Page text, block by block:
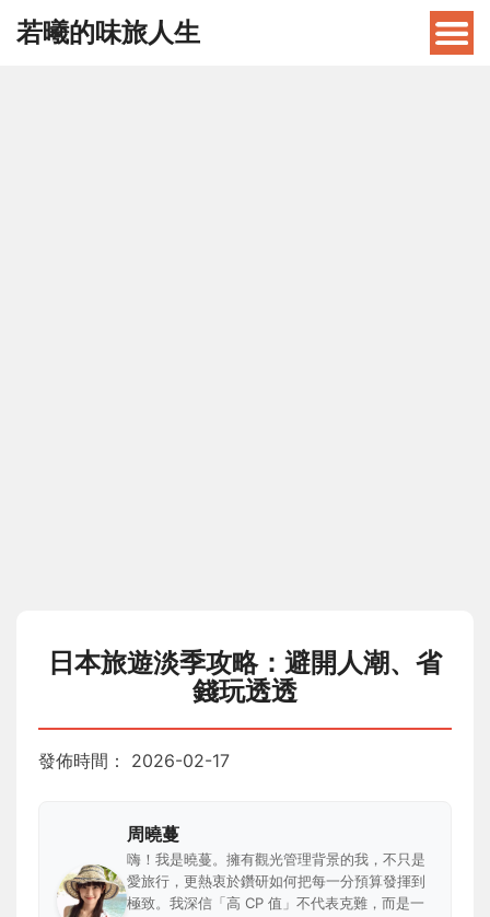
若曦的味旅人生
日本旅遊淡季攻略：避開人潮、省
錢玩透透
發佈時間： 2026-02-17
周曉蔓
嗨！我是曉蔓。擁有觀光管理背景的我，不只是
愛旅行，更熱衷於鑽研如何把每一分預算發揮到
極致。我深信「高 CP 值」不代表克難，而是一